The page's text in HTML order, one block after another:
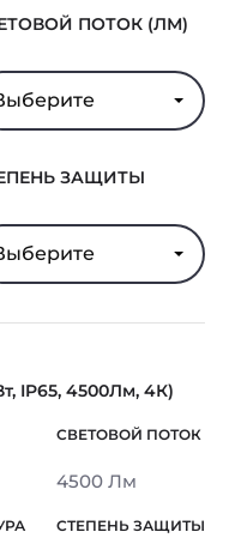
ПОТОК (ЛМ)
ЗАЩИТЫ
IP65, 4500Лм, 4К)
4500 Лм